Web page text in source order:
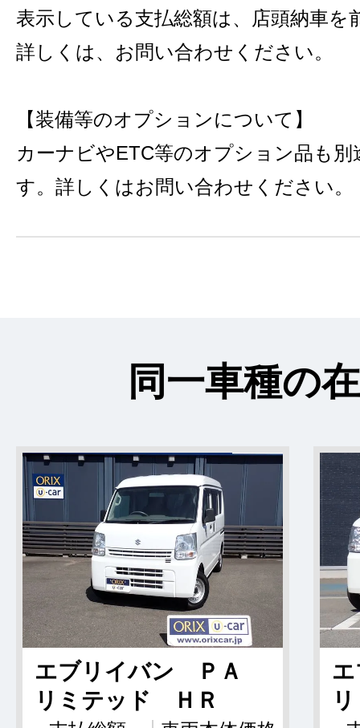
表示している支払総額は、店頭納車を
詳しくは、お問い合わせください。
【装備等のオプションについて】
カーナビやETC等のオプション品も
す。詳しくはお問い合わせください。
同一車種の
エブリイバン ＰＡ
リミテッド ＨＲ